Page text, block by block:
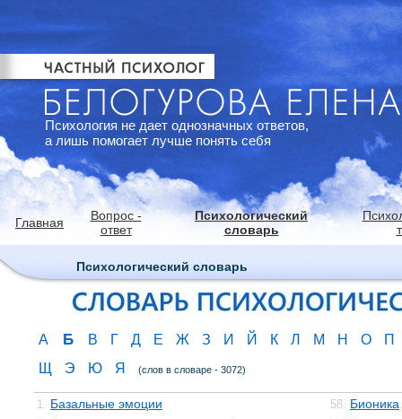
Психология не дает однозначных ответов,
а лишь помогает лучше понять себя
Главная
Вопрос -
ответ
Психологический
словарь
Психологический словарь
А Б В Г Д Е Ж З И Й К Л М Н О
П
Щ
Э Ю Я (слов в словаре - 3072)
1. Базальные эмоции 58. Бионика